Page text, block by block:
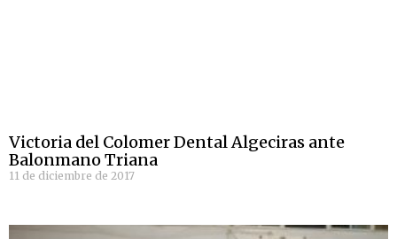
Victoria del Colomer Dental Algeciras ante
Balonmano Triana
11 de diciembre de 2017